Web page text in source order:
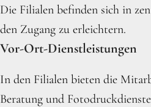
Die Filialen befinden sich in
den Zugang zu erleichtern.
Vor-Ort-Dienstleistungen
In den Filialen bieten die
Beratung und